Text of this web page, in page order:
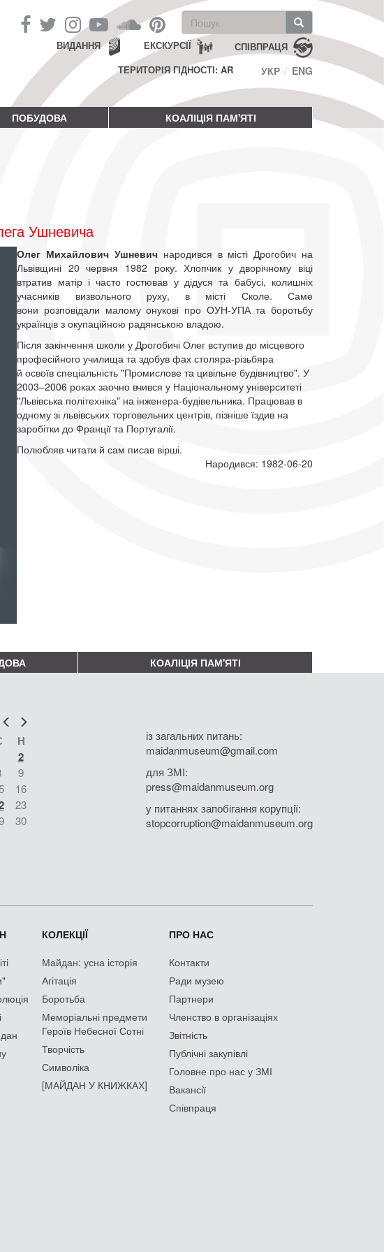
Пошукова
форма
Пошук СПІВПРАЦЯ
ЕКСКУРСІЇ
ВИДАННЯ
ТЕРИТОРІЯ ГІДНОСТІ: AR
УКР ENG
ПОБУДОВА КОАЛІЦІЯ ПАМ'ЯТІ
Ушневича
Олег Михайлович Ушневичнародився в місті Дрогобич на
Львівщині 20 червня 1982 року. Хлопчик у дворічному віці
втратив матір і часто гостював у дідуся та бабусі, колишніх
учасників визвольного руху, в місті Сколе. Саме
вони розповідали малому онукові про ОУН-УПА та боротьбу
українців з окупаційною радянською владою.
Після закінчення школи у Дрогобичі Олег вступив до місцевого
професійного училища та здобув фах столяра-різьбяра
й освоїв спеціальність "Промислове та цивільне будівництво". У
2003–2006 роках заочно вчився у Національному університеті
"Львівська політехніка" на інженера-будівельника. Працював в
одному зі львівських торговельних центрів, пізніше їздив на
заробітки до Франції та Португалії.
Полюбляв читати й сам писав вірші.
Народився: 1982-06-20
КОАЛІЦІЯ ПАМ'ЯТІ
Попер
Н
2
9
16
23
30
із загальних питань:
maidanmuseum@gmail.com
для ЗМІ:
press@maidanmuseum.org
у питаннях запобігання корупції:
stopcorruption@maidanmuseum.org
КОЛЕКЦІЇ
Майдан: усна історія
Агітація
Боротьба
Меморіальні предмети
Героїв Небесної Сотні
Творчість
Символіка
[МАЙДАН У КНИЖКАХ]
ПРО НАС
Контакти
Ради музею
Партнери
Членство в організаціях
Звітність
Публічні закупівлі
Головне про нас у ЗМІ
Вакансії
Співпраця